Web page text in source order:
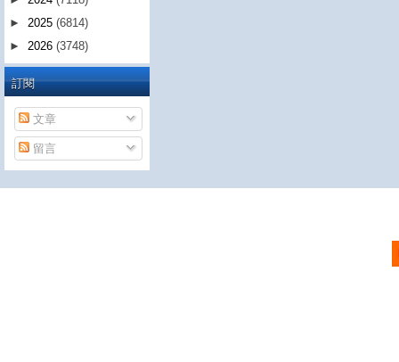
► 2025 (6814)
► 2026 (3748)
訂閱
文章
留言